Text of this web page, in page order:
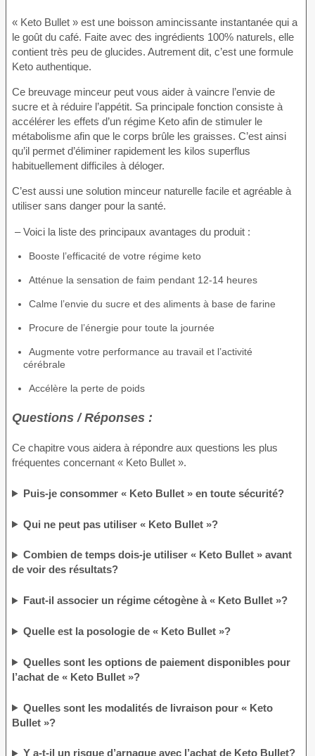
« Keto Bullet » est une boisson amincissante instantanée qui a
le goût du café. Faite avec des ingrédients 100% naturels, elle
contient très peu de glucides. Autrement dit, c’est une formule
Keto authentique.
Ce breuvage minceur peut vous aider à vaincre l’envie de
sucre et à réduire l’appétit. Sa principale fonction consiste à
accélérer les effets d’un régime Keto afin de stimuler le
métabolisme afin que le corps brûle les graisses. C’est ainsi
qu’il permet d’éliminer rapidement les kilos superflus
habituellement difficiles à déloger.
C’est aussi une solution minceur naturelle facile et agréable à
utiliser sans danger pour la santé.
– Voici la liste des principaux avantages du produit :
Booste l’efficacité de votre régime keto
Atténue la sensation de faim pendant 12-14 heures
Calme l’envie du sucre et des aliments à base de farine
Procure de l’énergie pour toute la journée
Augmente votre performance au travail et l’activité
cérébrale
Accélère la perte de poids
Questions / Réponses :
Ce chapitre vous aidera à répondre aux questions les plus
fréquentes concernant « Keto Bullet ».
Puis-je consommer « Keto Bullet » en toute sécurité?
Qui ne peut pas utiliser « Keto Bullet »?
Combien de temps dois-je utiliser « Keto Bullet » avant
de voir des résultats?
Faut-il associer un régime cétogène à « Keto Bullet »?
Quelle est la posologie de « Keto Bullet »?
Quelles sont les options de paiement disponibles pour
l’achat de « Keto Bullet »?
Quelles sont les modalités de livraison pour « Keto
Bullet »?
Y a-t-il un risque d’arnaque avec l’achat de Keto Bullet?